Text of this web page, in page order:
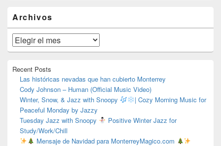
área
de
widget
barra
lateral
Archivos
Archivos
Recent Posts
Las históricas nevadas que han cubierto Monterrey
Cody Johnson – Human (Official Music Video)
Winter, Snow, & Jazz with Snoopy
| Cozy Morning Music for
Peaceful Monday by Jazzy
Tuesday Jazz with Snoopy
Positive Winter Jazz for
Study/Work/Chill
Mensaje de Navidad para MonterreyMagico.com